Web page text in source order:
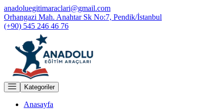
anadoluegitimaraclari@gmail.com
Orhangazi Mah. Anahtar Sk No:7, Pendik/İstanbul
(+90) 545 246 46 76
Kategoriler
Anasayfa